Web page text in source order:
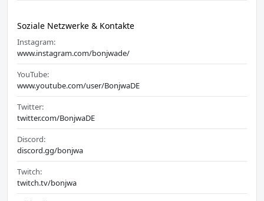
Soziale Netzwerke & Kontakte
Instagram:
www.instagram.com/bonjwade/
YouTube:
www.youtube.com/user/BonjwaDE
Twitter:
twitter.com/BonjwaDE
Discord:
discord.gg/bonjwa
Twitch:
twitch.tv/bonjwa